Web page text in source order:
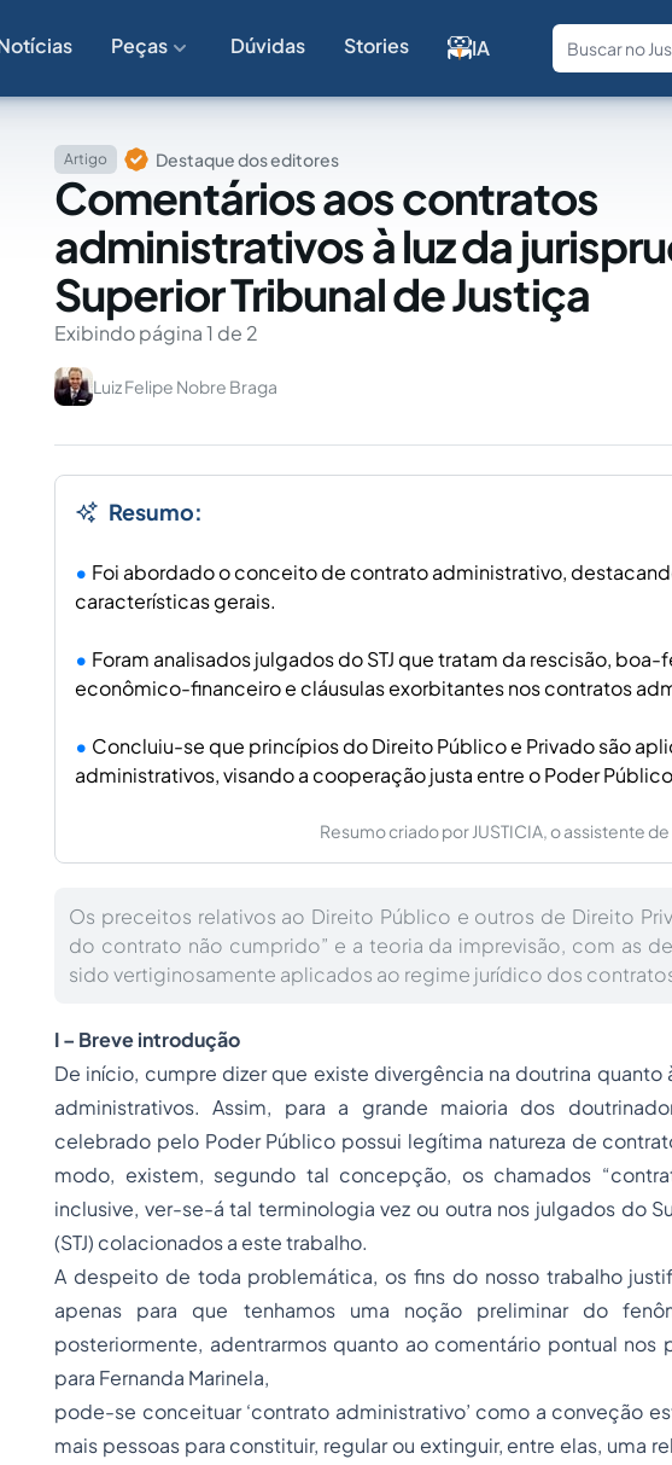
Peças Dúvidas Stories IA
Artigo Destaque dos editores
Comentários aos contratos
administrativos à luz da
Superior Tribunal de Justiça
Exibindo página 1 de 2
Luiz Felipe Nobre Braga
Resumo:
Foi abordado o conceito de contrato administrativo,
características gerais.
Foram analisados julgados do STJ que tratam da rescisão,
econômico-financeiro e cláusulas exorbitantes nos contratos
Concluiu-se que princípios do Direito Público e Privado são
administrativos, visando a cooperação justa entre o Poder
Resumo criado por JUSTICIA, o assistente
Os preceitos relativos ao Direito Público e outros de Direito
do contrato não cumprido” e a teoria da imprevisão, com as
sido vertiginosamente aplicados ao regime jurídico dos
I – Breve introdução
De início, cumpre dizer que existe divergência na doutrina quanto
administrativos. Assim, para a grande maioria dos
celebrado pelo Poder Público possui legítima natureza de
modo, existem, segundo tal concepção, os chamados
inclusive, ver-se-á tal terminologia vez ou outra nos julgados do
(STJ) colacionados a este trabalho.
A despeito de toda problemática, os fins do nosso trabalho
apenas para que tenhamos uma noção preliminar do
posteriormente, adentrarmos quanto ao comentário pontual
para Fernanda Marinela,
pode-se conceituar ‘contrato administrativo’ como a conveção
mais pessoas para constituir, regular ou extinguir, entre elas, uma